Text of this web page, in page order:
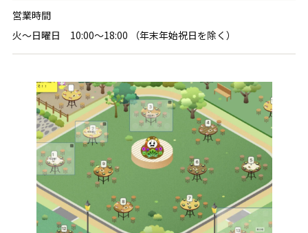
営業時間
火〜日曜日 10:00〜18:00 （年末年始祝日を除く）